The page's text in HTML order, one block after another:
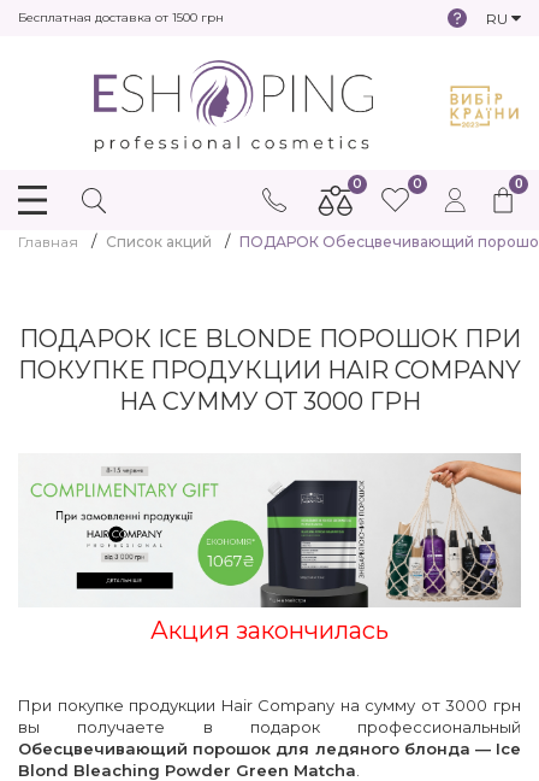
Бесплатная доставка от 1500 грн RU
0
0 0
Главная Список акций ПОДАРОК Обесцвечивающий порошок
ПОДАРОК ICE BLONDE ПОРОШОК ПРИ
ПОКУПКЕ ПРОДУКЦИИ HAIR COMPANY
НА СУММУ ОТ 3000 ГРН
Акция закончилась
При покупке продукции Hair Company на сумму от 3000 грн
вы получаете в подарок профессиональный
Обесцвечивающий порошок для ледяного блонда — Ice
Blond Bleaching Powder Green Matcha